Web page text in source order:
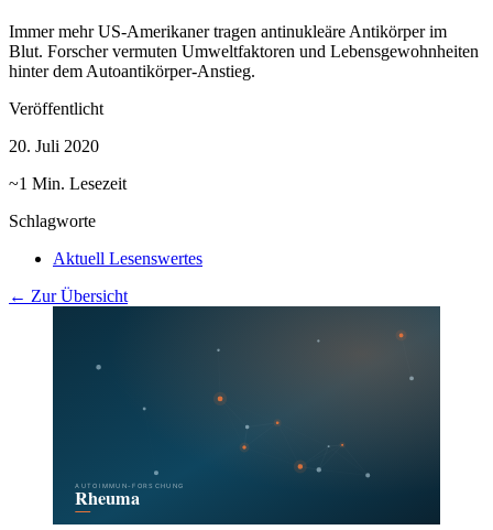
Immer mehr US-Amerikaner tragen antinukleäre Antikörper im
Blut. Forscher vermuten Umweltfaktoren und Lebensgewohnheiten
hinter dem Autoantikörper-Anstieg.
Veröffentlicht
20. Juli 2020
~1 Min. Lesezeit
Schlagworte
Aktuell Lesenswertes
← Zur Übersicht